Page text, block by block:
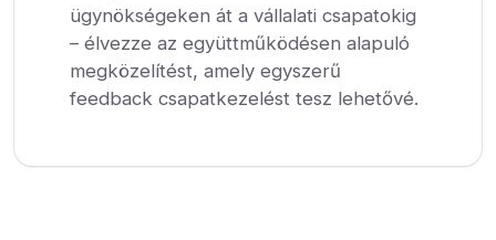
ügynökségeken át a vállalati csapatokig
– élvezze az együttműködésen alapuló
megközelítést, amely egyszerű
feedback csapatkezelést tesz lehetővé.